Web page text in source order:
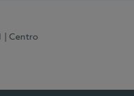
| Centro